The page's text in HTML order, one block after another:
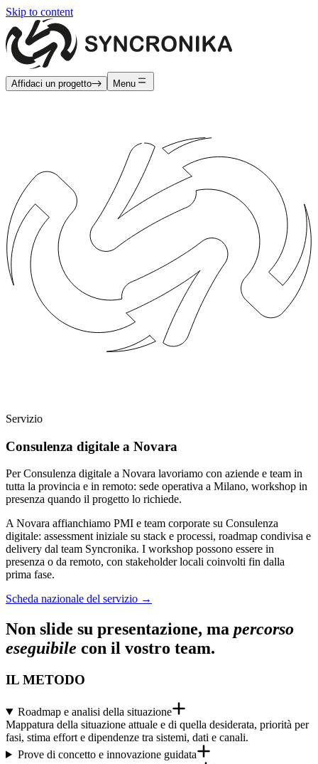
Skip to content
Affidaci un progetto Menu
Servizio
Consulenza digitale a Novara
Per Consulenza digitale a Novara lavoriamo con aziende e team in
tutta la provincia e in remoto: sede operativa a Milano, workshop in
presenza quando il progetto lo richiede.
A Novara affianchiamo PMI e team corporate su Consulenza
digitale: assessment iniziale su stack e processi, roadmap condivisa e
delivery dal team Syncronika. I workshop possono essere in
presenza o da remoto, con stakeholder locali coinvolti fin dalla
prima fase.
Scheda nazionale del servizio →
Non slide su presentazione, ma percorso
eseguibile con il vostro team.
IL METODO
Roadmap e analisi della situazione
Mappatura della situazione attuale e di quella desiderata, priorità per
fasi, stima effort e dipendenze tra sistemi, dati e canali.
Prove di concetto e innovazione guidata